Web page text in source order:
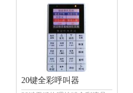
20键全彩呼叫器